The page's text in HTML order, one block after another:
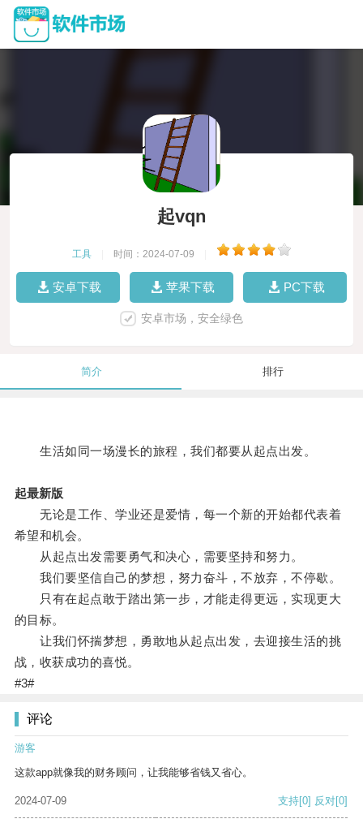
起vqn
工具 时间：2024-07-09
安卓下载 苹果下载 PC下载
安卓市场，安全绿色
简介 排行
生活如同一场漫长的旅程，我们都要从起点出发。
起最新版
无论是工作、学业还是爱情，每一个新的开始都代表着
希望和机会。
从起点出发需要勇气和决心，需要坚持和努力。
我们要坚信自己的梦想，努力奋斗，不放弃，不停歇。
只有在起点敢于踏出第一步，才能走得更远，实现更大
的目标。
让我们怀揣梦想，勇敢地从起点出发，去迎接生活的挑
战，收获成功的喜悦。
#3#
评论
游客
这款app就像我的财务顾问，让我能够省钱又省心。
2024-07-09 支持[0] 反对[0]